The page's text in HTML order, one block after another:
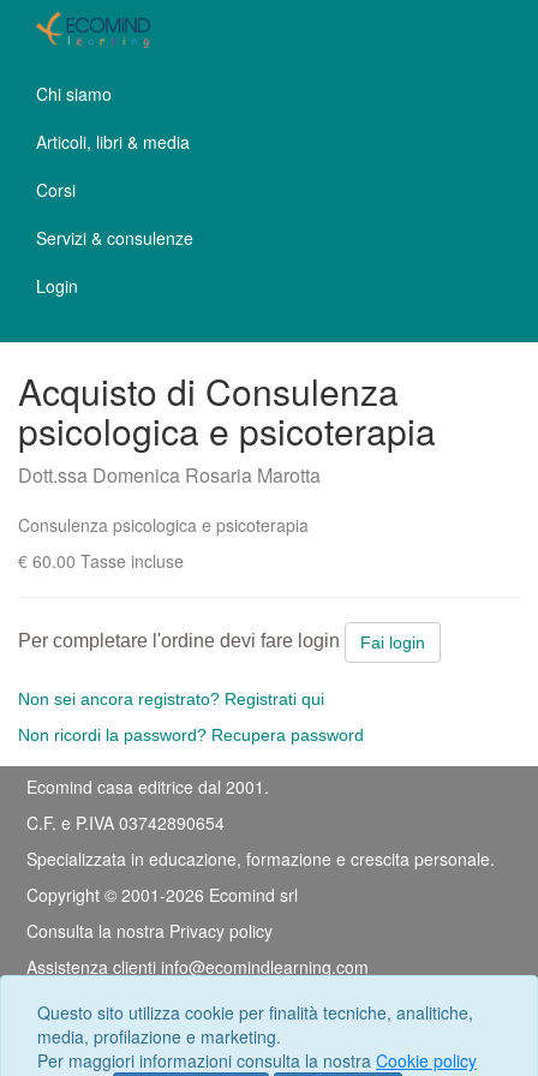
Questo sito utilizza cookie per finalità tecniche, analitiche,
media, profilazione e marketing.
Per maggiori informazioni consulta la nostra Cookie policy
Chi siamo
Articoli, libri & media
Corsi
Servizi & consulenze
Login
Acquisto di Consulenza
psicologica e psicoterapia
Dott.ssa Domenica Rosaria Marotta
Consulenza psicologica e psicoterapia
€ 60.00 Tasse incluse
Per completare l'ordine devi fare login Fai login
Non sei ancora registrato? Registrati qui
Non ricordi la password? Recupera password
Ecomind casa editrice dal 2001.
C.F. e P.IVA 03742890654
Specializzata in educazione, formazione e crescita personale.
Copyright © 2001-2026 Ecomind srl
Consulta la nostra Privacy policy
Assistenza clienti info@ecomindlearning.com
Documentazione tecnica
Iscriviti alla nostra newsletter